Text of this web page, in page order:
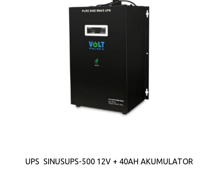
UPS SINUSUPS-500 12V + 40AH AKUMULATOR